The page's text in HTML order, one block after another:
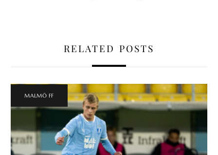
RELATED POSTS
MALMÖ FF